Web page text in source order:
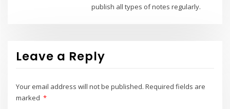
publish all types of notes regularly.
Leave a Reply
Your email address will not be published. Required fields are
marked *